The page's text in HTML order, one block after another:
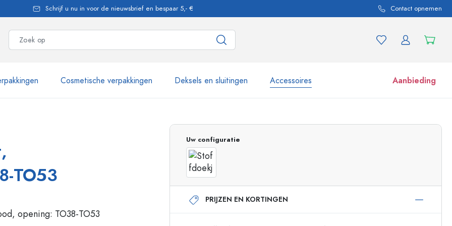
Schrijf u nu in voor de nieuwsbrief en bespaar 5,- € Contact opnemen
Cosmetische verpakkingen Deksels en sluitingen Accessoires Aanbieding
Glazen flessen 500 ml
Glazen flessen 750 ml
Glazen flessen 1000 ml
Potten e potjes
TO53
Uw configuratie
PRIJZEN EN KORTINGEN